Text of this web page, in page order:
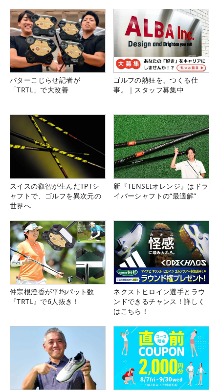
パターこじらせ記者が
「TRTL」で大改善
ゴルフの熱狂を、つくる仕
事。｜スタッフ募集中
スイスの叡智が生んだTPTシ
ャフトで、ゴルフを異次元の
世界へ
新『TENSEIオレンジ』はドラ
イバーシャフトの“最適解”
仲宗根澄香が平均パット数
『TRTL』で6人抜き！
ネクストヒロイン選手とラウ
ンドできるチャンス！詳しく
はこちら！